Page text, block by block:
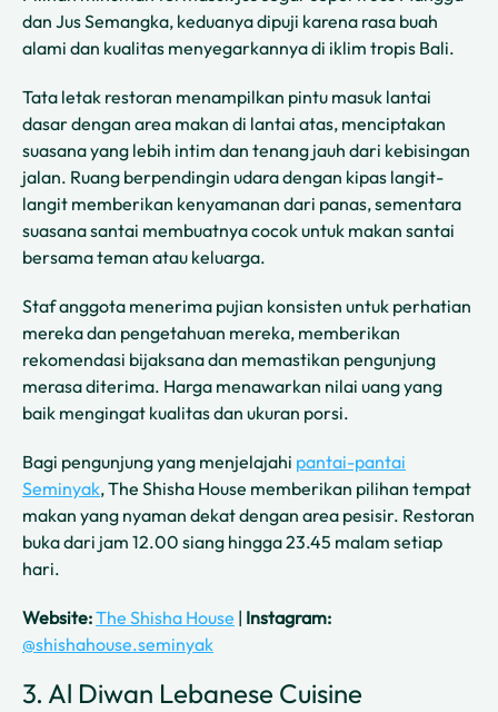
dan Jus Semangka, keduanya dipuji karena rasa buah
alami dan kualitas menyegarkannya di iklim tropis Bali.
Tata letak restoran menampilkan pintu masuk lantai
dasar dengan area makan di lantai atas, menciptakan
suasana yang lebih intim dan tenang jauh dari kebisingan
jalan. Ruang berpendingin udara dengan kipas langit-
langit memberikan kenyamanan dari panas, sementara
suasana santai membuatnya cocok untuk makan santai
bersama teman atau keluarga.
Staf anggota menerima pujian konsisten untuk perhatian
mereka dan pengetahuan mereka, memberikan
rekomendasi bijaksana dan memastikan pengunjung
merasa diterima. Harga menawarkan nilai uang yang
baik mengingat kualitas dan ukuran porsi.
Bagi pengunjung yang menjelajahi pantai-pantai
Seminyak, The Shisha House memberikan pilihan tempat
makan yang nyaman dekat dengan area pesisir. Restoran
buka dari jam 12.00 siang hingga 23.45 malam setiap
hari.
Website:The Shisha House | Instagram:
@shishahouse.seminyak
3. Al Diwan Lebanese Cuisine